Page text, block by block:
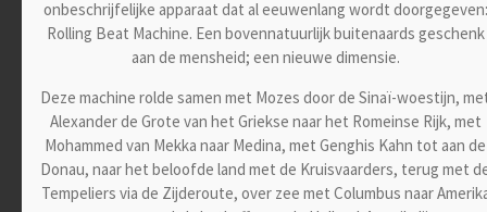
onbeschrijfelijke apparaat dat al eeuwenlang wordt doorgegeven:
Rolling Beat Machine. Een bovennatuurlijk buitenaards geschenk
aan de mensheid; een nieuwe dimensie.
Deze machine rolde samen met Mozes door de Sinaï-woestijn,
Alexander de Grote van het Griekse naar het Romeinse Rijk, met
Mohammed van Mekka naar Medina, met Genghis Kahn tot aan de
Donau, naar het beloofde land met de Kruisvaarders, terug met
Tempeliers via de Zijderoute, over zee met Columbus naar